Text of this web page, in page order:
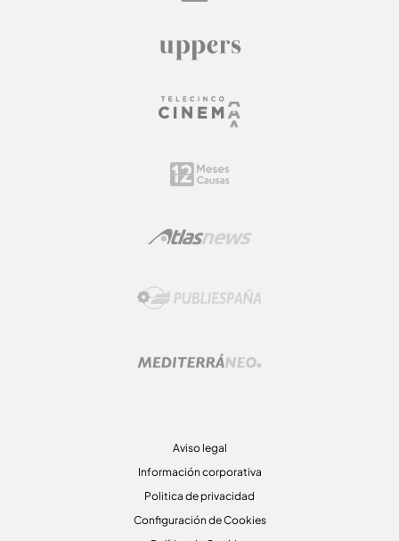
Aviso legal
Información corporativa
Politica de privacidad
Configuración de Cookies